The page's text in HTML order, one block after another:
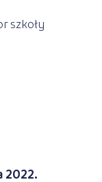
szkoły
2022.